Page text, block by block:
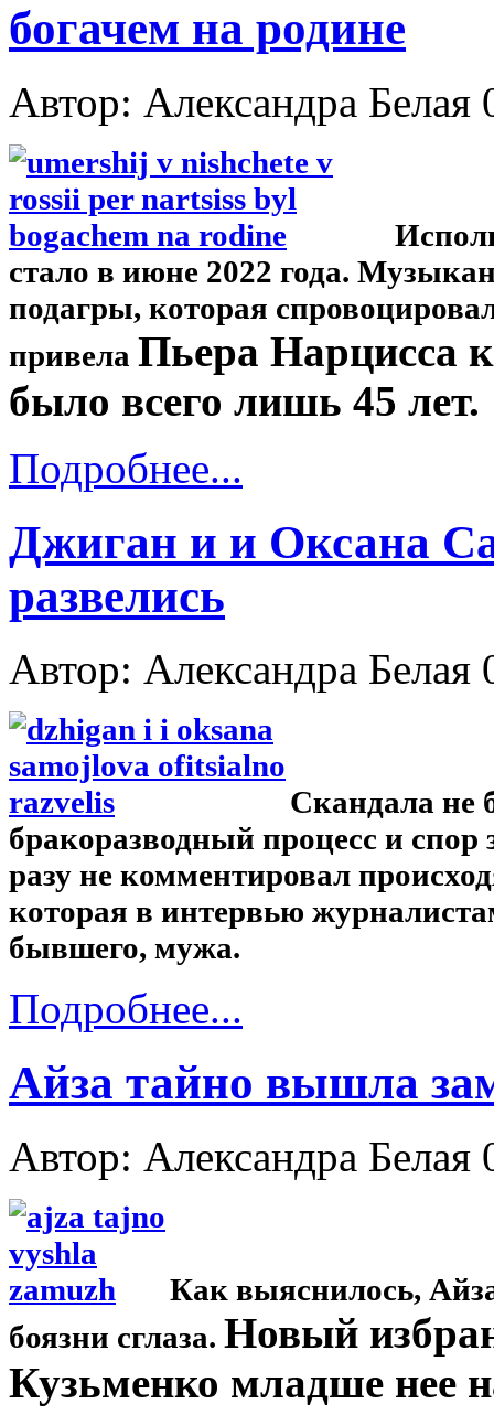
богачем на родине
Автор: Александра Белая
стало в июне 2022 года.
подагры, которая
привела Пьера Нарцисса
было всего лишь 45 лет.
Подробнее...
Джиган и и Оксана
развелись
Автор: Александра Белая
Скандала не
бракоразводный процесс и
разу не комментировал
которая в интервью
бывшего, мужа.
Подробнее...
Айза тайно вышла
Автор: Александра Белая
Как выяснилось,
боязни сглаза. Новый
Кузьменко младше нее